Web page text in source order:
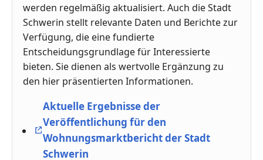
werden regelmäßig aktualisiert. Auch die Stadt
Schwerin stellt relevante Daten und Berichte zur
Verfügung, die eine fundierte
Entscheidungsgrundlage für Interessierte
bieten. Sie dienen als wertvolle Ergänzung zu
den hier präsentierten Informationen.
Aktuelle Ergebnisse der
Veröffentlichung für den
Wohnungsmarktbericht der Stadt
Schwerin